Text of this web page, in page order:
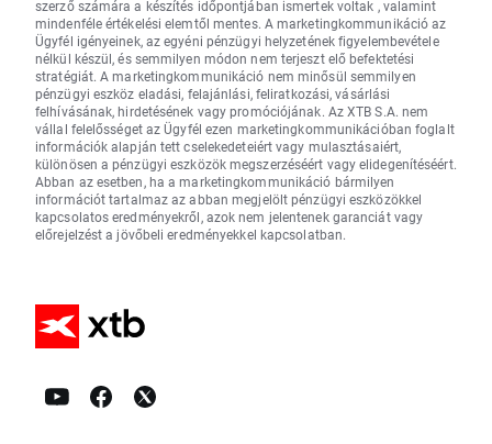
szerző számára a készítés időpontjában ismertek voltak , valamint
mindenféle értékelési elemtől mentes. A marketingkommunikáció az
Ügyfél igényeinek, az egyéni pénzügyi helyzetének figyelembevétele
nélkül készül, és semmilyen módon nem terjeszt elő befektetési
stratégiát. A marketingkommunikáció nem minősül semmilyen
pénzügyi eszköz eladási, felajánlási, feliratkozási, vásárlási
felhívásának, hirdetésének vagy promóciójának. Az XTB S.A. nem
vállal felelősséget az Ügyfél ezen marketingkommunikációban foglalt
információk alapján tett cselekedeteiért vagy mulasztásaiért,
különösen a pénzügyi eszközök megszerzéséért vagy elidegenítéséért.
Abban az esetben, ha a marketingkommunikáció bármilyen
információt tartalmaz az abban megjelölt pénzügyi eszközökkel
kapcsolatos eredményekről, azok nem jelentenek garanciát vagy
előrejelzést a jövőbeli eredményekkel kapcsolatban.